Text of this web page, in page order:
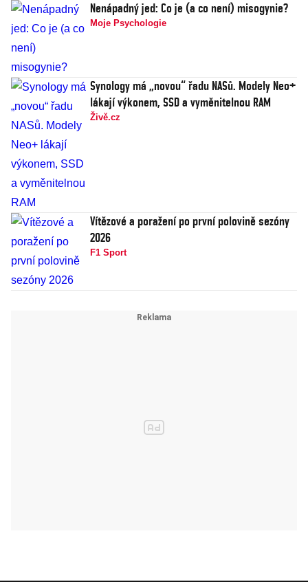
Nenápadný jed: Co je (a co není) misogynie?
Moje Psychologie
Synology má „novou“ řadu NASů. Modely Neo+
lákají výkonem, SSD a vyměnitelnou RAM
Živě.cz
Vítězové a poražení po první polovině sezóny
2026
F1 Sport